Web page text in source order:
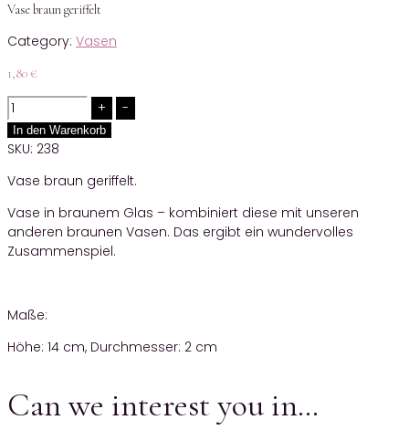
Vase braun geriffelt
Category: Vasen
1,80 €
Quantity
In den Warenkorb
SKU: 238
Vase braun geriffelt.
Vase in braunem Glas – kombiniert diese mit unseren
anderen braunen Vasen. Das ergibt ein wundervolles
Zusammenspiel.
Maße:
Höhe: 14 cm, Durchmesser: 2 cm
Can we interest you in…